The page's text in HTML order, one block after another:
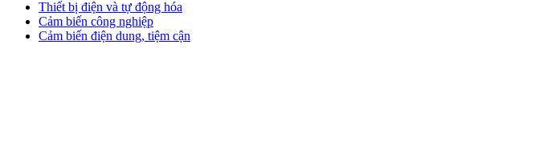
Thiết bị điện và tự động hóa
Cảm biến công nghiệp
Cảm biến điện dung, tiệm cận